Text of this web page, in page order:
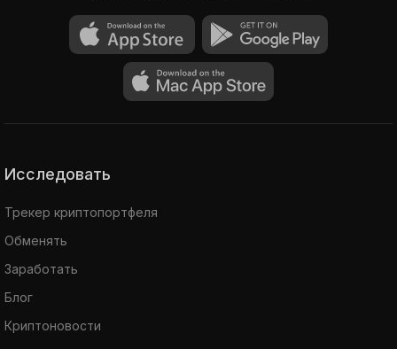
Исследовать
Трекер криптопортфеля
Обменять
Заработать
Блог
Криптоновости